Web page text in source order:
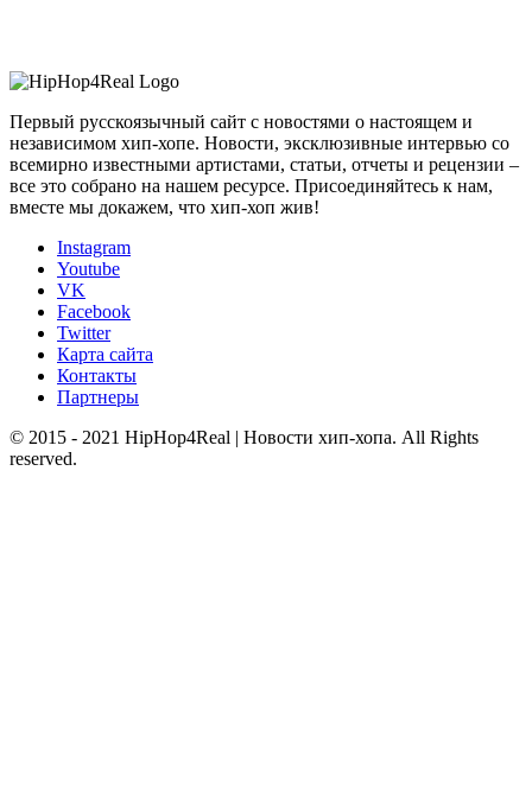
Первый русскоязычный сайт с новостями о настоящем и
независимом хип-хопе. Новости, эксклюзивные интервью со
всемирно известными артистами, статьи, отчеты и рецензии –
все это собрано на нашем ресурсе. Присоединяйтесь к нам,
вместе мы докажем, что хип-хоп жив!
Instagram
Youtube
VK
Facebook
Twitter
Карта сайта
Контакты
Партнеры
© 2015 - 2021 HipHop4Real | Новости хип-хопа. All Rights
reserved.